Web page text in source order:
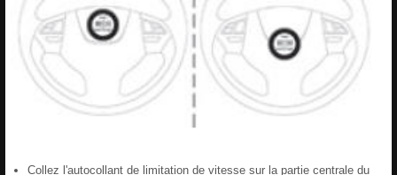
Collez l'autocollant de limitation de vitesse sur la partie centrale du